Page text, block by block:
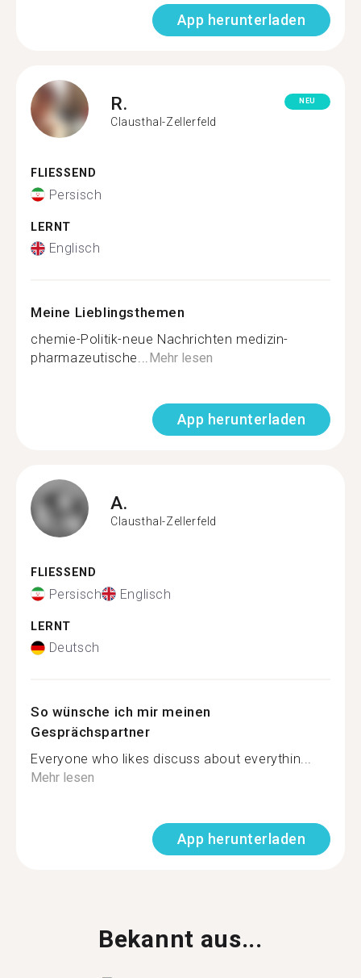
App herunterladen
R.
Clausthal-Zellerfeld
NEU
FLIESSEND
Persisch
LERNT
Englisch
Meine Lieblingsthemen
chemie-Politik-neue Nachrichten medizin-
pharmazeutische...Mehr lesen
App herunterladen
A.
Clausthal-Zellerfeld
FLIESSEND
Persisch Englisch
LERNT
Deutsch
So wünsche ich mir meinen
Gesprächspartner
Everyone who likes discuss about everythin...
Mehr lesen
App herunterladen
Bekannt aus...